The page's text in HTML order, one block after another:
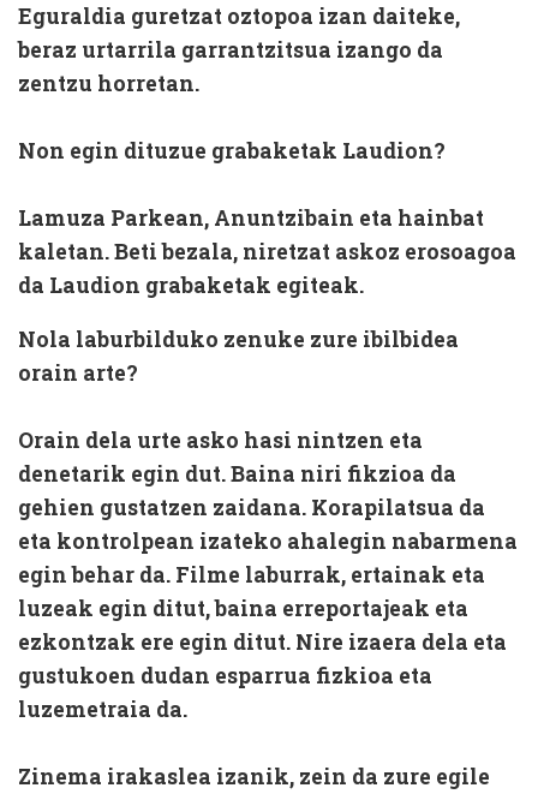
Eguraldia guretzat oztopoa izan daiteke,
beraz urtarrila garrantzitsua izango da
zentzu horretan.
Non egin dituzue grabaketak Laudion?
Lamuza Parkean, Anuntzibain eta hainbat
kaletan. Beti bezala, niretzat askoz erosoagoa
da Laudion grabaketak egiteak.
Nola laburbilduko zenuke zure ibilbidea
orain arte?
Orain dela urte asko hasi nintzen eta
denetarik egin dut. Baina niri fikzioa da
gehien gustatzen zaidana. Korapilatsua da
eta kontrolpean izateko ahalegin nabarmena
egin behar da. Filme laburrak, ertainak eta
luzeak egin ditut, baina erreportajeak eta
ezkontzak ere egin ditut. Nire izaera dela eta
gustukoen dudan esparrua fizkioa eta
luzemetraia da.
Zinema irakaslea izanik, zein da zure egile